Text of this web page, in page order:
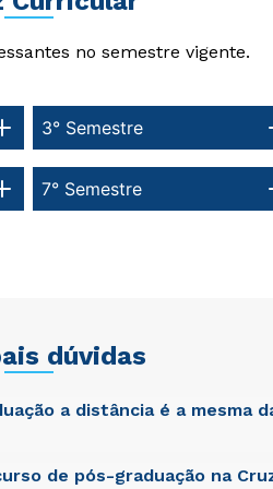
no semestre vigente.
7° Semestre
3° Semestre
dúvidas
a distância é a mesma
sit voluptatem accusantium
de pós-graduação na